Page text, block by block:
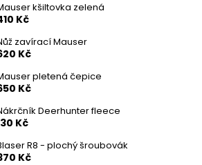
kšiltovka zelená
Kč
zavírací Mauser
Kč
pletená čepice
Kč
Deerhunter fleece
Kč
R8 - plochý šroubovák
Kč